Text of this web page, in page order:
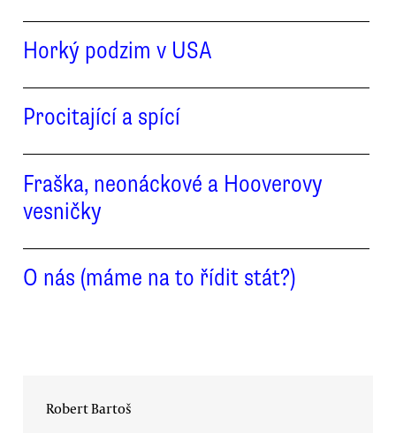
Horký podzim v USA
Procitající a spící
Fraška, neonáckové a Hooverovy
vesničky
O nás (máme na to řídit stát?)
Robert Bartoš